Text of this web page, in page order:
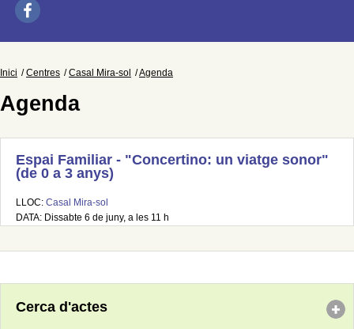
Inici Centres Casal Mira-sol Agenda
Agenda
Espai Familiar - "Concertino: un viatge sonor"
(de 0 a 3 anys)
LLOC: Casal Mira-sol
DATA: Dissabte 6 de juny, a les 11 h
Cerca d'actes